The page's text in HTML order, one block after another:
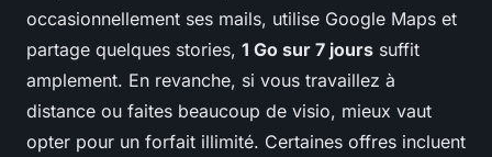
occasionnellement ses mails, utilise Google Maps et
partage quelques stories, 1 Go sur 7 jours suffit
amplement. En revanche, si vous travaillez à
distance ou faites beaucoup de visio, mieux vaut
opter pour un forfait illimité. Certaines offres incluent